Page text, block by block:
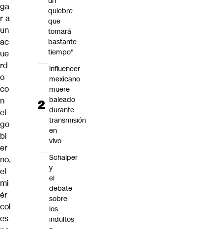
ga
r a
un
ac
ue
rd
o
co
n
el
go
bi
er
no,
el
mi
ér
col
es
quiebre
que
tomará
bastante
tiempo"
Influencer
mexicano
muere
baleado
durante
transmisión
en
vivo
Schalper
y
el
debate
sobre
los
indultos